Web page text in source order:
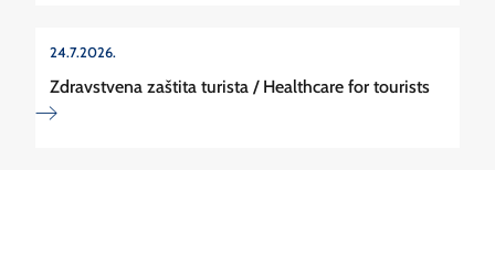
24.7.2026.
Zdravstvena zaštita turista / Healthcare for tourists